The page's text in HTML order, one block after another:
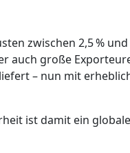
zwischen 2,5 % und
auch große
– nun mit
ist damit ein